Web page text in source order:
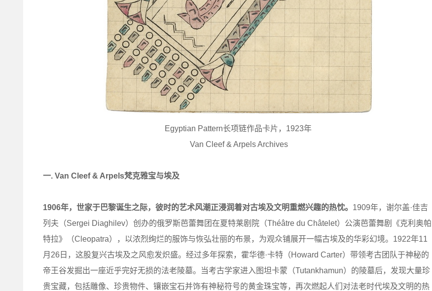
Egyptian Pattern长项链作品卡片，1923年
Van Cleef & Arpels Archives
一. Van Cleef & Arpels梵克雅宝与埃及
1906年，世家于巴黎诞生之际，彼时的艺术风潮正浸润着对古埃及文明重燃兴趣的热忱。 1909年，谢尔盖·佳吉
列夫（Sergei Diaghilev）创办的俄罗斯芭蕾舞团在夏特莱剧院（Théâtre du Châtelet）公演芭蕾舞剧《克利奥帕
特拉》（Cleopatra），以浓烈绚烂的服饰与恢弘壮丽的布景，为观众铺展开一幅古埃及的华彩幻境。1922年11
月26日，这股复兴古埃及之风愈发炽盛。经过多年探索，霍华德·卡特（Howard Carter）带领考古团队于神秘的
帝王谷发掘出一座近乎完好无损的法老陵墓。当考古学家进入图坦卡蒙（Tutankhamun）的陵墓后，发现大量珍
贵宝藏，包括雕像、珍贵物件、镶嵌宝石并饰有神秘符号的黄金珠宝等，再次燃起人们对法老时代埃及文明的热